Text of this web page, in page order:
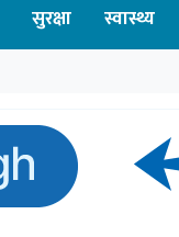
सुरक्षा स्वास्थ्य